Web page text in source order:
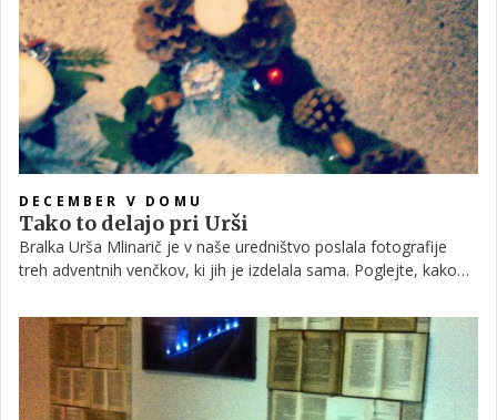
DECEMBER V DOMU
Tako to delajo pri Urši
Bralka Urša Mlinarič je v naše uredništvo poslala fotografije
treh adventnih venčkov, ki jih je izdelala sama. Poglejte, kako
unikatno ’adventno kreacijo’.